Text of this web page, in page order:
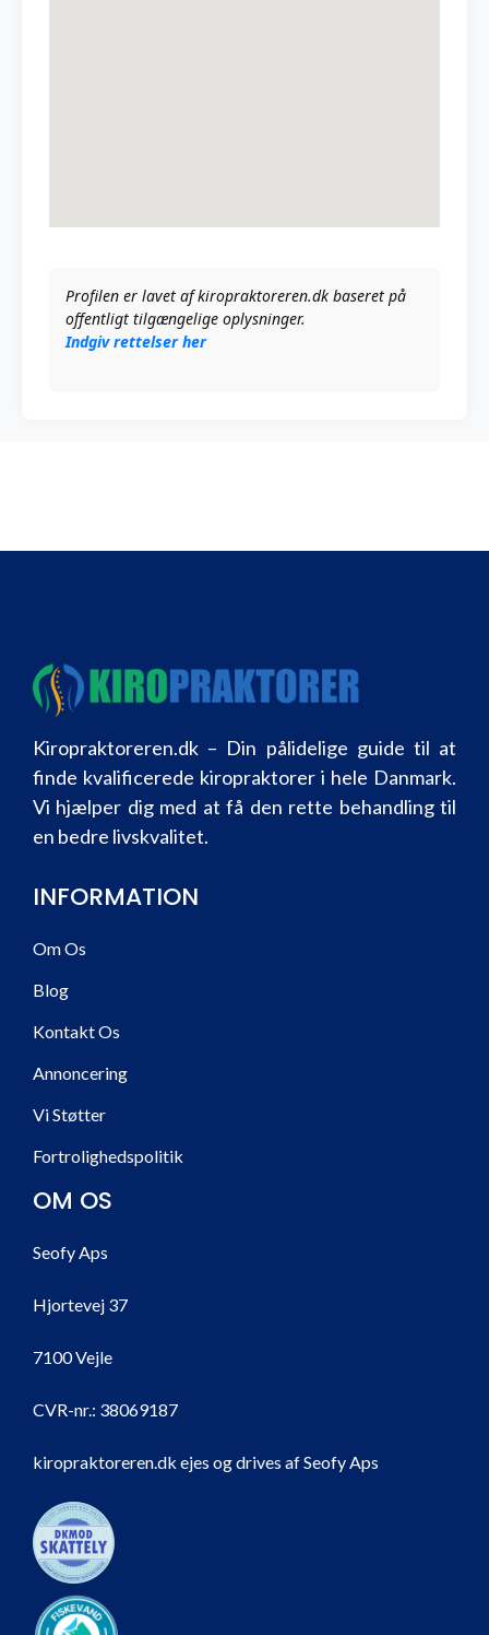
Profilen er lavet af kiropraktoreren.dk baseret på
offentligt tilgængelige oplysninger.
Indgiv rettelser her
Kiropraktoreren.dk – Din pålidelige guide til at
finde kvalificerede kiropraktorer i hele Danmark.
Vi hjælper dig med at få den rette behandling til
en bedre livskvalitet.
INFORMATION
Om Os
Blog
Kontakt Os
Annoncering
Vi Støtter
Fortrolighedspolitik
OM OS
Seofy Aps
Hjortevej 37
7100 Vejle
CVR-nr.: 38069187
kiropraktoreren.dk ejes og drives af Seofy Aps